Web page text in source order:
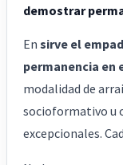
demostrar
En sirve el
permanencia en
modalidad de
socioformativo u
excepcionales.